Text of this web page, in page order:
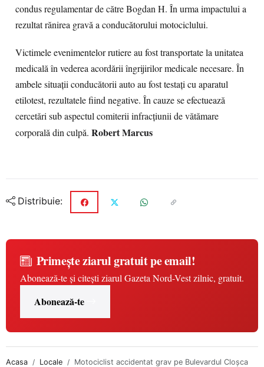
condus regulamentar de către Bogdan H. În urma impactului a
rezultat rănirea gravă a conducătorului motociclului.
Victimele evenimentelor rutiere au fost transportate la unitatea
medicală în vederea acordării îngrijirilor medicale necesare. În
ambele situaţii conducătorii auto au fost testaţi cu aparatul
etilotest, rezultatele fiind negative. În cauze se efectuează
cercetări sub aspectul comiterii infracţiunii de vătămare
corporală din culpă. Robert Marcus
Distribuie:
Primește ziarul gratuit pe email!
Abonează-te și citești ziarul Gazeta Nord-Vest zilnic, gratuit.
Abonează-te
Acasa Locale Motociclist accidentat grav pe Bulevardul Cloşca